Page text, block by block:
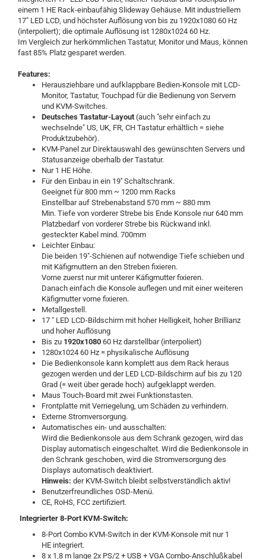
einem 1 HE Rack-einbaufähig Slideway Gehäuse. Mit industriellem
17" LED LCD, und höchster Auflösung von bis zu 1920x1080 60 Hz
(interpoliert); die optimale Auflösung ist 1280x1024 60 Hz.
Im Vergleich zur herkömmlichen Tastatur, Monitor und Maus, können
fast 85% Platz gesparet werden.
Features:
Herausziehbare und aufklappbare Bedien-Konsole mit LCD-
Monitor, Tastatur, Touchpad für die Bedienung von Servern
und KVM-Switches.
Deutsches Tastatur-Layout(auch "sehr einfach zu
wechselnde" US, UK, FR, CH Tastatur erhältlich = siehe
Produktzubehör).
KVM-Panel zur Direktauswahl des gewünschten Servers und
Statusanzeige oberhalb der Tastatur.
Nur 1 HE Höhe.
Für den Einbau in ein 19'' Schaltschrank.
Geeignet für 800 mm ~ 1200 mm Racks
Einstellbar auf Strebenabstand 570 mm ~ 880 mm
Min. Tiefe von vorderer Strebe bis Ende Konsole nur 640 mm
Platzbedarf von vorderer Strebe bis Rückwand inkl.
gesteckter Kabel mind. 700mm
Leichter Einbau:
Die beiden 19"-Schienen auf notwendige Tiefe schieben und
mit Käfigmuttern an den Streben fixieren.
Vorne zuerst nur mit unterer Käfigmutter fixieren.
Danach einfach die Konsole auflegen und mit einer weiteren
Käfigmutter vorne fixieren.
Metallgestell.
17 " LED LCD-Bildschirm mit hoher Helligkeit, hoher Brillianz
und hoher Auflösung
Bis zu 1920x1080 60 Hz darstellbar (interpoliert)
1280x1024 60 Hz = physikalische Auflösung
Die Bedienkonsole kann komplett aus dem Rack heraus
gezogen werden und der LED LCD-Bildschirm auf bis zu 120
Grad (= weit über gerade hoch) aufgeklappt werden.
Maus Touch-Board mit zwei Funktionstasten.
Frontplatte mit Verriegelung, um Schäden zu verhindern.
Externe Stromversorgung.
Automatisches ein- und ausschalten:
Wird die Bedienkonsole aus dem Schrank gezogen, wird das
Display automatisch eingeschaltet. Wird die Bedienkonsole in
den Schrank geschoben, wird die Stromversorgung des
Displays automatisch deaktiviert.
Hinweis: der KVM-Switch bleibt selbstverständlich aktiv!
Benutzerfreundliches OSD-Menü.
CE, RoHS, FCC zertifiziert.
Integrierter 8-Port KVM-Switch:
8-Port Combo KVM-Switch in der KVM-Konsole mit nur 1
HE integriert.
8 x 1,8 m lange 2x PS/2 + USB + VGA Combo-Anschlußkabel